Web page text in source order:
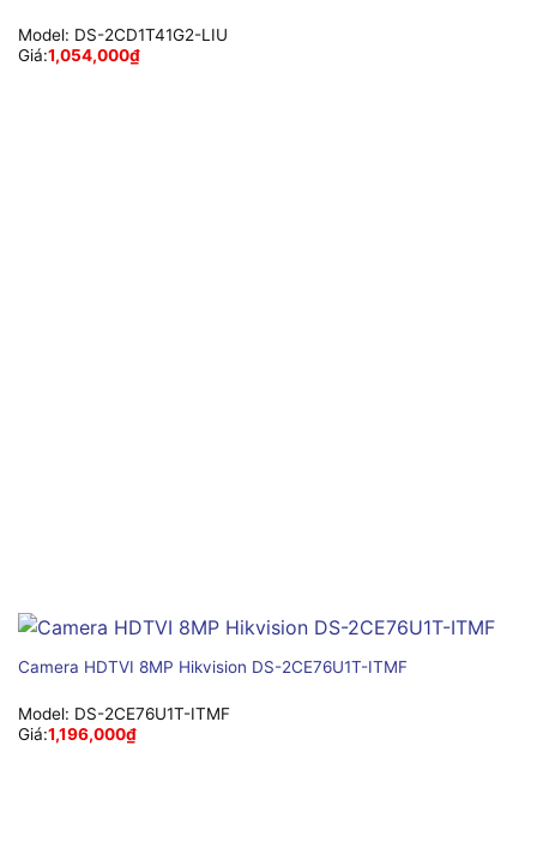
Model: DS-2CD1T41G2-LIU
Giá:1,054,000₫
Camera HDTVI 8MP Hikvision DS-2CE76U1T-ITMF
Model: DS-2CE76U1T-ITMF
Giá:1,196,000₫